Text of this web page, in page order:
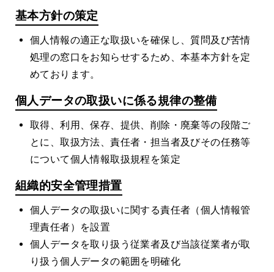
基本方針の策定
個人情報の適正な取扱いを確保し、質問及び苦情
処理の窓口をお知らせするため、本基本方針を定
めております。
個人データの取扱いに係る規律の整備
取得、利用、保存、提供、削除・廃棄等の段階ご
とに、取扱方法、責任者・担当者及びその任務等
について個人情報取扱規程を策定
組織的安全管理措置
個人データの取扱いに関する責任者（個人情報管
理責任者）を設置
個人データを取り扱う従業者及び当該従業者が取
り扱う個人データの範囲を明確化